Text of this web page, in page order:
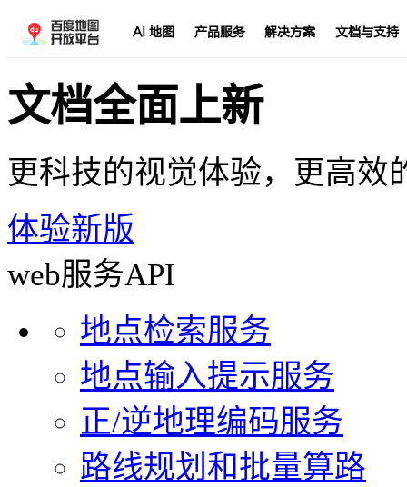
AI 地图 产品服务 解决方案 文档与支持
文档全面上新
更科技的视觉体验，更高效
体验新版
web服务API
地点检索服务
地点输入提示服务
正/逆地理编码服务
路线规划和批量算路